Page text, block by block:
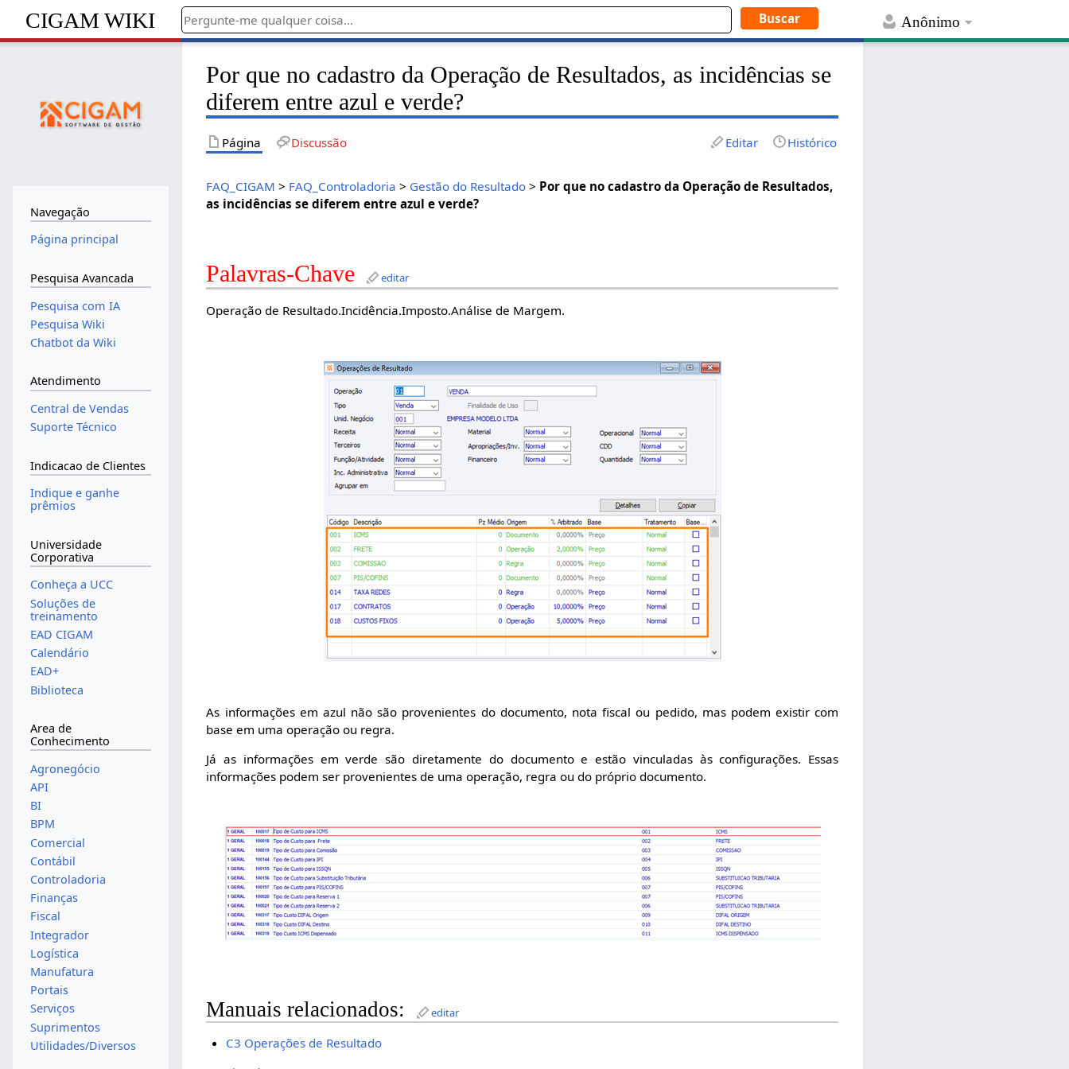
Anônimo
CIGAM WIKI
Por que no cadastro da Operação de Resultados, as incidências se
diferem entre azul e verde?
Página Discussão Editar Histórico
FAQ_CIGAM > FAQ_Controladoria > Gestão do Resultado > Por que no cadastro da Operação de Resultados,
as incidências se diferem entre azul e verde?
Palavras-Chave editar
Operação de Resultado.Incidência.Imposto.Análise de Margem.
As informações em azul não são provenientes do documento, nota fiscal ou pedido, mas podem existir com
base em uma operação ou regra.
Já as informações em verde são diretamente do documento e estão vinculadas às configurações. Essas
informações podem ser provenientes de uma operação, regra ou do próprio documento.
Manuais relacionados: editar
C3 Operações de Resultado
Navegação
Página principal
Pesquisa Avancada
Pesquisa com IA
Pesquisa Wiki
Chatbot da Wiki
Atendimento
Central de Vendas
Suporte Técnico
Indicacao de Clientes
Indique e ganhe
prêmios
Universidade
Corporativa
Conheça a UCC
Soluções de
treinamento
EAD CIGAM
Calendário
EAD+
Biblioteca
Area de
Conhecimento
Agronegócio
API
BI
BPM
Comercial
Contábil
Controladoria
Finanças
Fiscal
Integrador
Logística
Manufatura
Portais
Serviços
Suprimentos
Utilidades/Diversos